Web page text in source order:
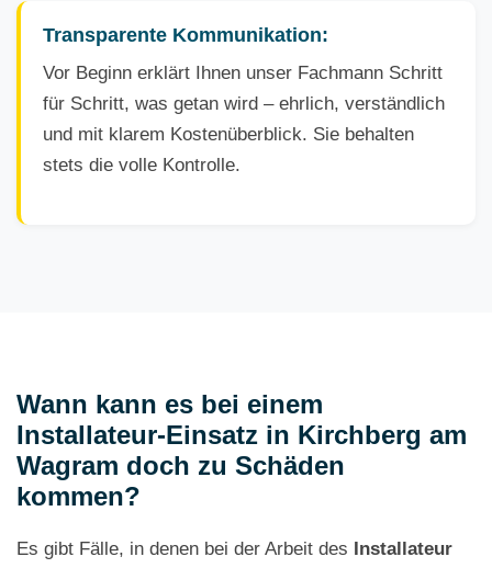
Transparente Kommunikation:
Vor Beginn erklärt Ihnen unser Fachmann Schritt
für Schritt, was getan wird – ehrlich, verständlich
und mit klarem Kostenüberblick. Sie behalten
stets die volle Kontrolle.
Wann kann es bei einem
Installateur-Einsatz in Kirchberg am
Wagram doch zu Schäden
kommen?
Es gibt Fälle, in denen bei der Arbeit des Installateur